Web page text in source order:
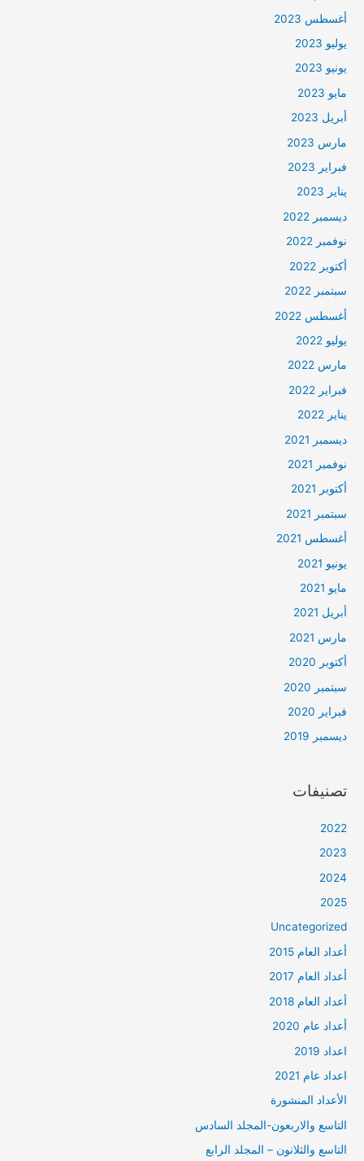
أغسطس 2023
يوليو 2023
يونيو 2023
مايو 2023
أبريل 2023
مارس 2023
فبراير 2023
يناير 2023
ديسمبر 2022
نوفمبر 2022
أكتوبر 2022
سبتمبر 2022
أغسطس 2022
يوليو 2022
مارس 2022
فبراير 2022
يناير 2022
ديسمبر 2021
نوفمبر 2021
أكتوبر 2021
سبتمبر 2021
أغسطس 2021
يونيو 2021
مايو 2021
أبريل 2021
مارس 2021
أكتوبر 2020
سبتمبر 2020
فبراير 2020
ديسمبر 2019
تصنيفات
2022
2023
2024
2025
Uncategorized
أعداد العام 2015
أعداد العام 2017
أعداد العام 2018
أعداد عام 2020
اعداد 2019
اعداد عام 2021
الأعداد المنشورة
التاسع والاربعون-المجلد السادس
التاسع والثلانون – المجلد الرابع